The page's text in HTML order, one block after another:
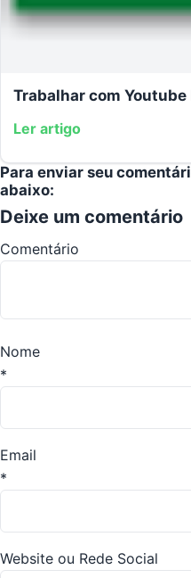
Trabalhar com Youtube
Ler artigo
Para enviar seu
abaixo:
Deixe um comentário
Comentário
Nome
*
Email
*
Website ou Rede Social